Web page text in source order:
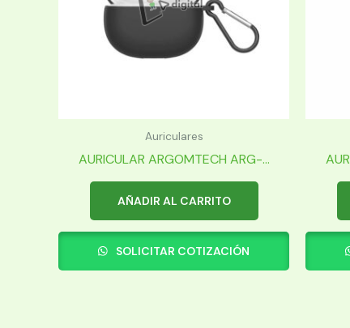
Auriculares
AURICULAR ARGOMTECH ARG-...
AÑADIR AL CARRITO
SOLICITAR COTIZACIÓN